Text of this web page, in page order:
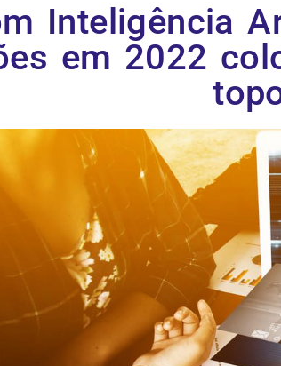
Inteligência
em 2022